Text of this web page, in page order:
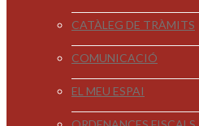
CATÀLEG DE TRÀMITS
COMUNICACIÓ
EL MEU ESPAI